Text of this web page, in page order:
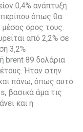
0,4% ανάπτυξη
περίπου όπως θα
μέσος όρος τους.
από 2,2% σε
3,2%
brent 89 δολάρια
Ήταν στην
πάνω, όπως αυτό
βασικά άμα τις
και η